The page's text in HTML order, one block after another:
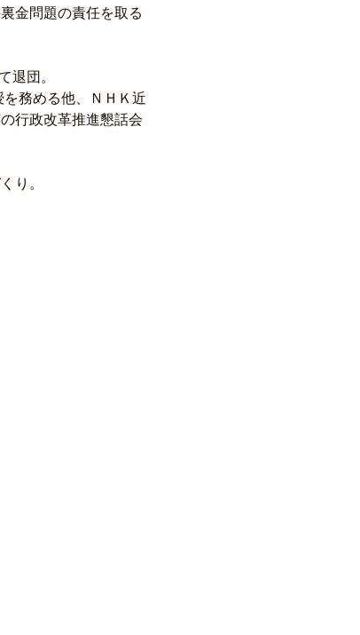
金問題の責任を取る
退団。
務める他、ＮＨＫ近
行政改革推進懇話会
り。